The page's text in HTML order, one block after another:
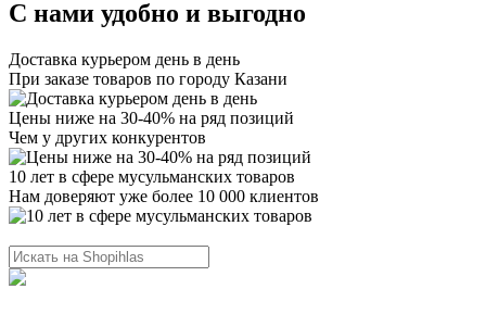
С нами удобно и выгодно
Доставка курьером день в день
При заказе товаров по городу Казани
Цены ниже на 30-40% на ряд позиций
Чем у других конкурентов
10 лет в сфере мусульманских товаров
Нам доверяют уже более 10 000 клиентов